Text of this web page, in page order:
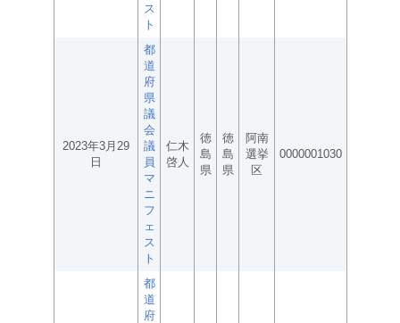
ス
ト
2023年3月29
日
都
道
府
県
議
会
議
員
マ
ニ
フ
ェ
ス
ト
仁木
啓人
徳
島
県
徳
島
県
阿南
選挙
区
0000001030
都
道
府